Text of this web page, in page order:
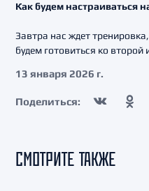
Как будем настраиваться
Завтра нас ждет
будем готовиться ко второй
13 января 2026 г.
Поделиться:
СМОТРИТЕ ТАКЖЕ